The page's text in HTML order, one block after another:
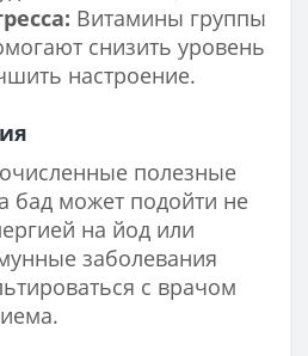
Витамины группы
снизить уровень
настроение.
полезные
бад может подойти не
на йод или
заболевания
с врачом